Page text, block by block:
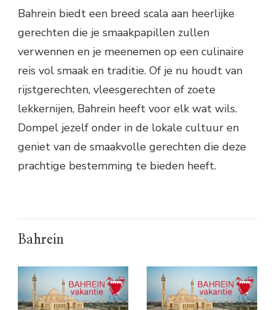
Bahrein biedt een breed scala aan heerlijke
gerechten die je smaakpapillen zullen
verwennen en je meenemen op een culinaire
reis vol smaak en traditie. Of je nu houdt van
rijstgerechten, vleesgerechten of zoete
lekkernijen, Bahrein heeft voor elk wat wils.
Dompel jezelf onder in de lokale cultuur en
geniet van de smaakvolle gerechten die deze
prachtige bestemming te bieden heeft.
Bahrein